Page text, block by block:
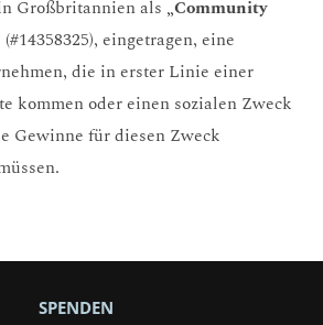
Großbritannien als „Community
(#14358325), eingetragen, eine
die in erster Linie einer
kommen oder einen sozialen Zweck
Gewinne für diesen Zweck
SPENDEN